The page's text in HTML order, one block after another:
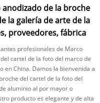
de la broche
la galería de arte de la
proveedores, fábrica
profesionales de Marco
cartel de la foto del marco de
en China. Damos la bienvenida a
del cartel de la foto del
aluminio al por mayor o
producto es elegante y de alta